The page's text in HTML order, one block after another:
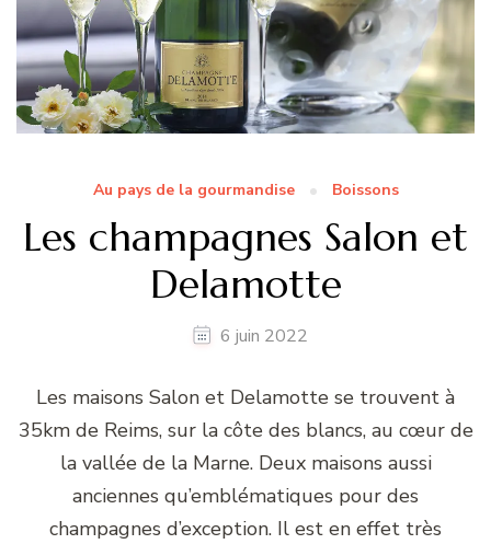
Au pays de la gourmandise Boissons
Les champagnes Salon et
Delamotte
6 juin 2022
Les maisons Salon et Delamotte se trouvent à
35km de Reims, sur la côte des blancs, au cœur de
la vallée de la Marne. Deux maisons aussi
anciennes qu’emblématiques pour des
champagnes d’exception. Il est en effet très